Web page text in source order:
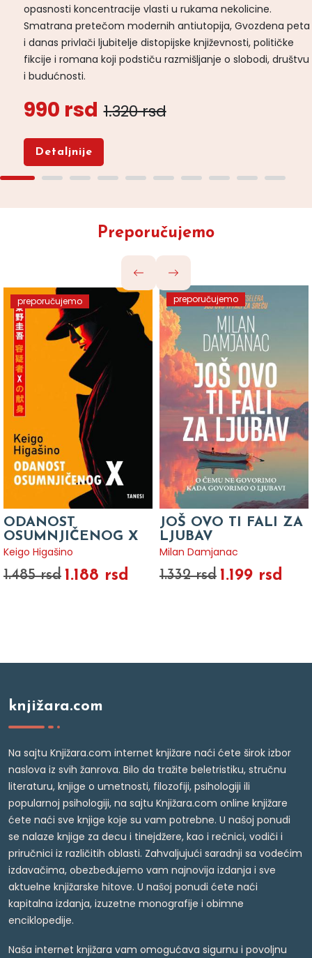
opasnosti koncentracije vlasti u rukama nekolicine.
Smatrana pretečom modernih antiutopija, Gvozdena peta
i danas privlači ljubitelje distopijske književnosti, političke
fikcije i romana koji podstiču razmišljanje o slobodi, društvu
i budućnosti.
990 rsd 1.320 rsd
Detaljnije
Preporučujemo
preporučujemo
ODANOST
OSUMNJIČENOG X
Keigo Higašino
1.485 rsd 1.188 rsd
preporučujemo
JOŠ OVO TI FALI ZA
LJUBAV
Milan Damjanac
1.332 rsd 1.199 rsd
knjižara.com
Na sajtu Knjižara.com internet knjižare naći ćete širok izbor
naslova iz svih žanrova. Bilo da tražite beletristiku, stručnu
literaturu, knjige o umetnosti, filozofiji, psihologiji ili
popularnoj psihologiji, na sajtu Knjižara.com online knjižare
ćete naći sve knjige koje su vam potrebne. U našoj ponudi
se nalaze knjige za decu i tinejdžere, kao i rečnici, vodiči i
priručnici iz različitih oblasti. Zahvaljujući saradnji sa vodećim
izdavačima, obezbeđujemo vam najnovija izdanja i sve
aktuelne knjižarske hitove. U našoj ponudi ćete naći
kapitalna izdanja, izuzetne monografije i obimne
enciklopedije.
Naša internet knjižara vam omogućava sigurnu i povoljnu